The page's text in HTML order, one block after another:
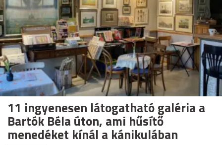
11 ingyenesen látogatható galéria a
Bartók Béla úton, ami hűsítő
menedéket kínál a kánikulában